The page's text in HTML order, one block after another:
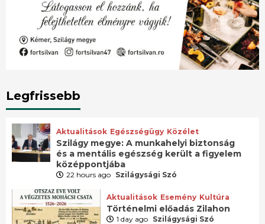
Legfrissebb
Aktualitások Egészségügy Közélet
Szilágy megye: A munkahelyi biztonság
és a mentális egészség került a figyelem
középpontjába
22 hours ago Szilágysági Szó
Aktualitások Esemény Kultúra
Történelmi előadás Zilahon
1 day ago Szilágysági Szó